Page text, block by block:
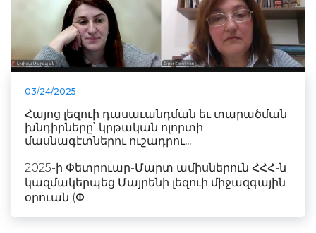
03/24/2025
Հայոց լեզուի դասաւանդման եւ տարածման
խնդիրները՝ կրթական ոլորտի
մասնագէտներու ուշադրու...
2025-ի Փետրուար-Մարտ ամիսներուն ՀՀՀ-ն
կազմակերպեց Մայրենի լեզուի միջազգային
օրուան (Փ...